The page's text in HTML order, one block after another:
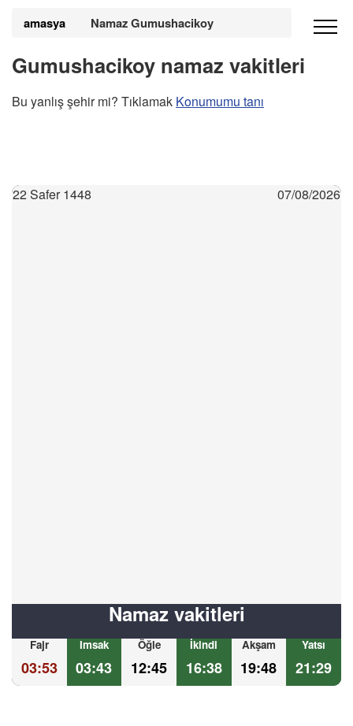
amasya Namaz Gumushacikoy
Gumushacikoy namaz vakitleri
Bu yanlış şehir mi? Tıklamak Konumumu tanı
22 Safer 1448 07/08/2026
Namaz vakitleri
Fajr
03:53
Imsak
03:43
Öğle
12:45
İkindi
16:38
Akşam
19:48
Yatsı
21:29